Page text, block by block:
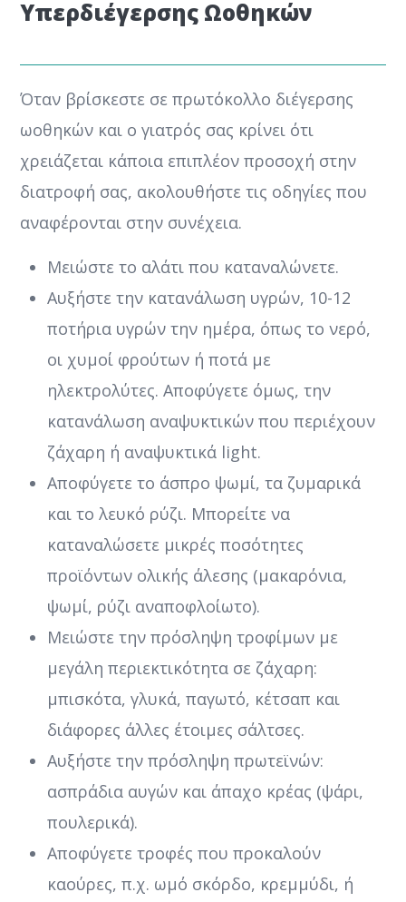
Υπερδιέγερσης Ωοθηκών
Όταν βρίσκεστε σε πρωτόκολλο διέγερσης
ωοθηκών και ο γιατρός σας κρίνει ότι
χρειάζεται κάποια επιπλέον προσοχή στην
διατροφή σας, ακολουθήστε τις οδηγίες που
αναφέρονται στην συνέχεια.
Μειώστε το αλάτι που καταναλώνετε.
Αυξήστε την κατανάλωση υγρών, 10-12
ποτήρια υγρών την ημέρα, όπως το νερό,
οι χυμοί φρούτων ή ποτά με
ηλεκτρολύτες. Αποφύγετε όμως, την
κατανάλωση αναψυκτικών που περιέχουν
ζάχαρη ή αναψυκτικά light.
Αποφύγετε το άσπρο ψωμί, τα ζυμαρικά
και το λευκό ρύζι. Μπορείτε να
καταναλώσετε μικρές ποσότητες
προϊόντων ολικής άλεσης (μακαρόνια,
ψωμί, ρύζι αναποφλοίωτο).
Μειώστε την πρόσληψη τροφίμων με
μεγάλη περιεκτικότητα σε ζάχαρη:
μπισκότα, γλυκά, παγωτό, κέτσαπ και
διάφορες άλλες έτοιμες σάλτσες.
Αυξήστε την πρόσληψη πρωτεϊνών:
ασπράδια αυγών και άπαχο κρέας (ψάρι,
πουλερικά).
Αποφύγετε τροφές που προκαλούν
καούρες, π.χ. ωμό σκόρδο, κρεμμύδι, ή